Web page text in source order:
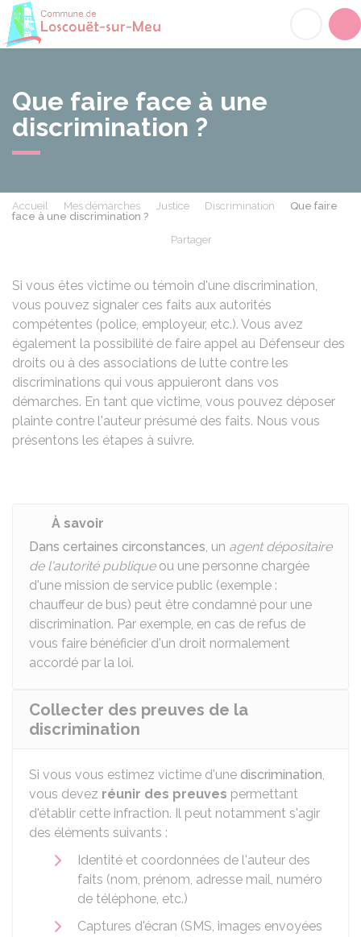
Que faire face à une
discrimination ?
Accueil Mes démarches Justice Discrimination
Que faire
face à une discrimination ?
Partager
Si vous êtes victime ou témoin d'une discrimination,
vous pouvez signaler ces faits aux autorités
compétentes (police, employeur, etc.). Vous avez
également la possibilité de faire appel au Défenseur des
droits ou à des associations de lutte contre les
discriminations qui vous appuieront dans vos
démarches. En tant que victime, vous pouvez déposer
plainte contre l'auteur présumé des faits. Nous vous
présentons les étapes à suivre.
À savoir
Dans certaines circonstances, un agent dépositaire
de l'autorité publiqueou une personne chargée
d'une mission de service public (exemple :
chauffeur de bus) peut être condamné pour une
discrimination. Par exemple, en cas de refus de
vous faire bénéficier d'un droit normalement
accordé par la loi.
Collecter des preuves de la
discrimination
Si vous vous estimez victime d'une discrimination,
vous devez réunir des preuves permettant
d'établir cette infraction. Il peut notamment s'agir
des éléments suivants :
Identité et coordonnées de l'auteur des
faits (nom, prénom, adresse mail, numéro
de téléphone, etc.)
Captures d'écran (SMS, images envoyées